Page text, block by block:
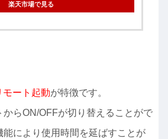
楽天市場で見る
モート起動が特徴です。
からON/OFFが切り替えることがで
能により使用時間を延ばすことが